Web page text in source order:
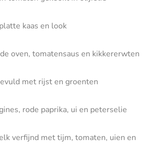
kaas en look
oven, tomatensaus en kikkererwten
met rijst en groenten
rode paprika, ui en peterselie
verfijnd met tijm, tomaten, uien en